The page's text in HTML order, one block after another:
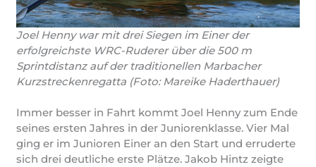
Joel Henny war mit drei Siegen im Einer der
erfolgreichste WRC-Ruderer über die 500 m
Sprintdistanz auf der traditionellen Marbacher
Kurzstreckenregatta (Foto: Mareike Haderthauer)
Immer besser in Fahrt kommt Joel Henny zum Ende
seines ersten Jahres in der Juniorenklasse. Vier Mal
ging er im Junioren Einer an den Start und erruderte
sich drei deutliche erste Plätze. Jakob Hintz zeigte